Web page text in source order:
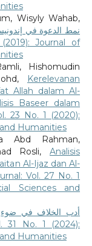
Wisyly Wahab,
نمط الدعوة في
Journal of
Hishomudin
Kerelevanan
Allah dalam Al-
Baseer dalam
23 No. 1 (2020):
Humanities
Abd Rahman,
Rosli,Analisis
Al-Ijaz dan Al-
Vol. 27 No. 1
Sciences and
أدب الخلاف في ضوء
31 No. 1 (2024):
Humanities